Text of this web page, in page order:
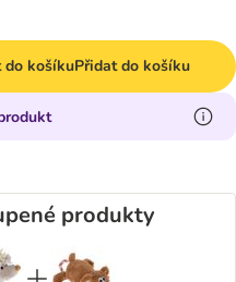
do košíkuPřidat do košíku
produkty